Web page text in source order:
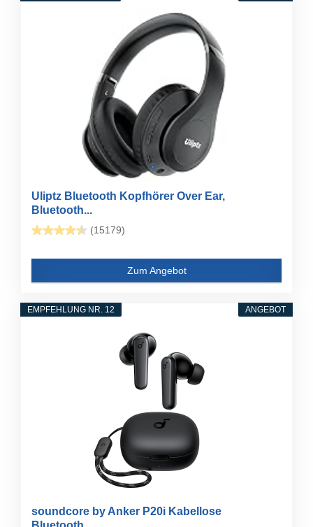
Uliptz Bluetooth Kopfhörer Over Ear,
Bluetooth...
(15179)
Zum Angebot
ANGEBOT
EMPFEHLUNG NR. 12
soundcore by Anker P20i Kabellose